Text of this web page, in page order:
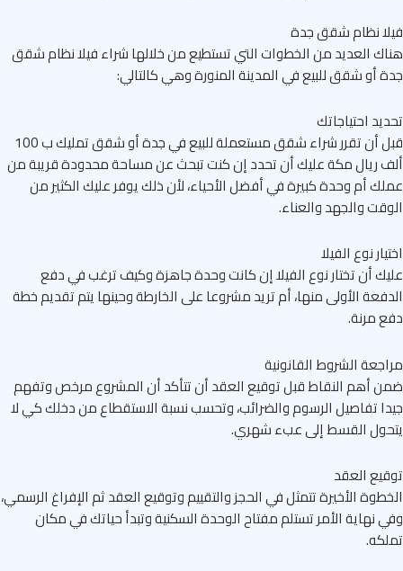
نظام شقق جدة
العديد من الخطوات التي تستطيع من خلالها شراء فيلا نظام شقق
أو شقق للبيع في المدينة المنورة وهي كالتالي:
احتياجاتك
قبل أن تقرر شراء شقق مستعملة للبيع في جدة أو شقق تمليك ب 100
ريال مكة عليك أن تحدد إن كنت تبحث عن مساحة محدودة قريبة من
أم وحدة كبيرة في أفضل الأحياء، لأن ذلك يوفر عليك الكثير من
والجهد والعناء.
نوع الفيلا
أن تختار نوع الفيلا إن كانت وحدة جاهزة وكيف ترغب في دفع
الأولى منها، أم تريد مشروعا على الخارطة وحينها يتم تقديم خطة
مرنة.
الشروط القانونية
أهم النقاط قبل توقيع العقد أن تتأكد أن المشروع مرخص وتفهم
تفاصيل الرسوم والضرائب، وتحسب نسبة الاستقطاع من دخلك كي لا
القسط إلى عبء شهري.
العقد
الأخيرة تتمثل في الحجز والتقييم وتوقيع العقد ثم الإفراغ الرسمي،
نهاية الأمر تستلم مفتاح الوحدة السكنية وتبدأ حياتك في مكان